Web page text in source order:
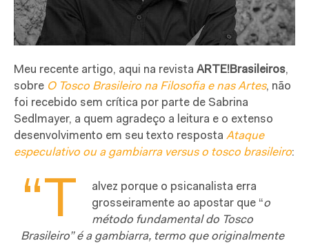
Meu recente artigo, aqui na revista ARTE!Brasileiros,
sobre O Tosco Brasileiro na Filosofia e nas Artes, não
foi recebido sem crítica por parte de Sabrina
Sedlmayer, a quem agradeço a leitura e o extenso
desenvolvimento em seu texto resposta Ataque
especulativo ou a gambiarra versus o tosco brasileiro:
“T
alvez porque o psicanalista erra
grosseiramente ao apostar que “o
método fundamental do Tosco
Brasileiro” é a gambiarra, termo que originalmente